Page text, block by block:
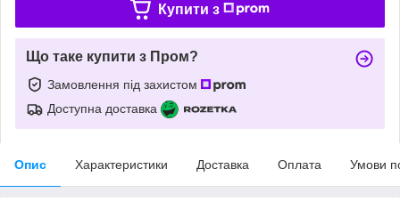
Купити з
Що таке купити з Пром?
Замовлення під захистом
Доступна доставка
Опис Характеристики Доставка Оплата Умови